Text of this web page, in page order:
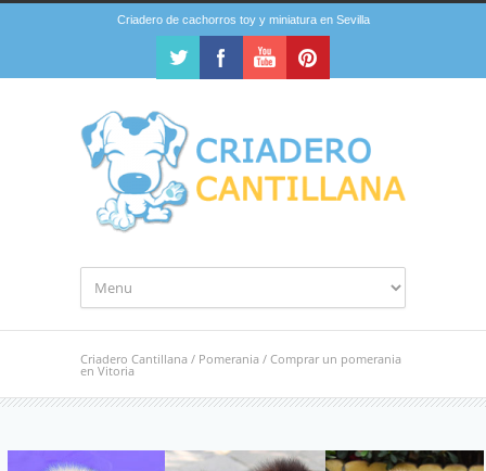
Criadero de cachorros toy y miniatura en Sevilla
Criadero Cantillana / Pomerania / Comprar un pomerania
en Vitoria